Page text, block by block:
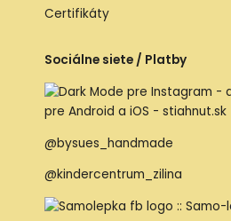
Certifikáty
Sociálne siete / Platby
@bysues_handmade
@kindercentrum_zilina